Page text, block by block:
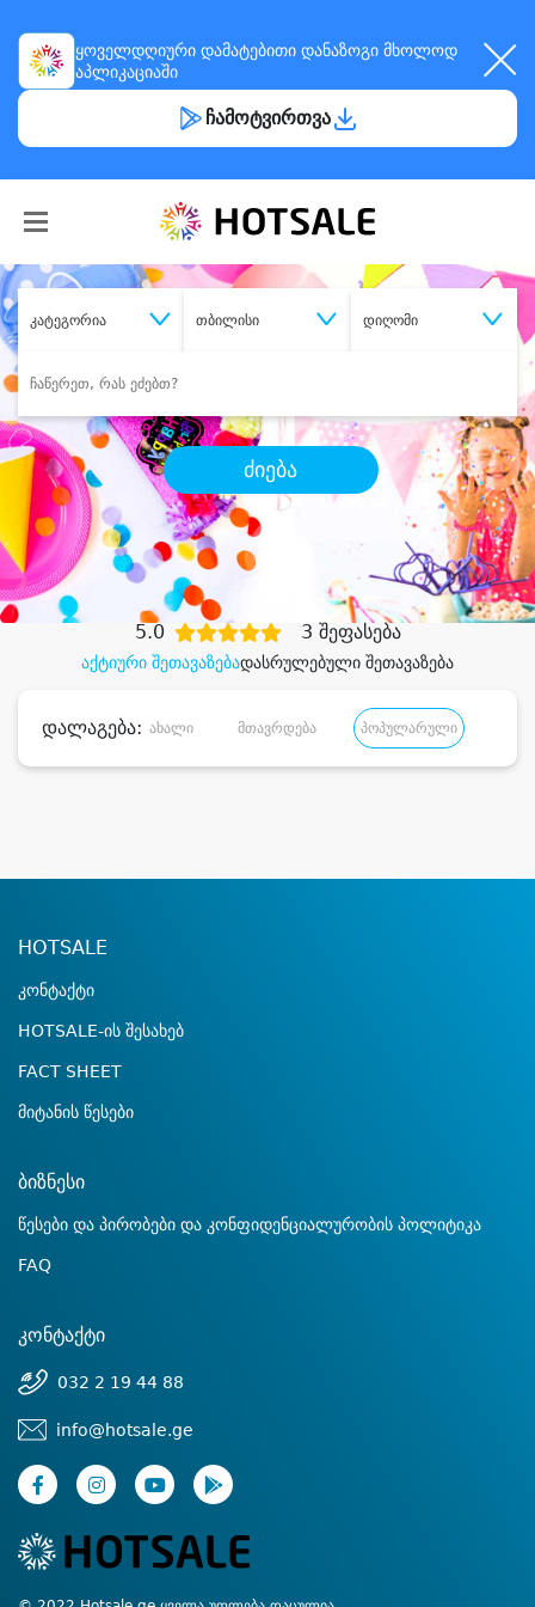
ყოველდღიური დამატებითი დანაზოგი მხოლოდ
აპლიკაციაში
ჩამოტვირთვა
კატეგორია თბილისი დიღომი
ძიება
შეიძინესასურველი მომსახურება
დიდი დანაზოგით
აქტიური შეთავაზებადასრულებული შეთავაზება
5.0 3 შეფასება
დალაგება: ახალი მთავრდება პოპულარული
HOTSALE
კონტაქტი
HOTSALE-ის შესახებ
FACT SHEET
მიტანის წესები
ბიზნესი
წესები და პირობები და კონფიდენციალურობის პოლიტიკა
FAQ
კონტაქტი
032 2 19 44 88
info@hotsale.ge